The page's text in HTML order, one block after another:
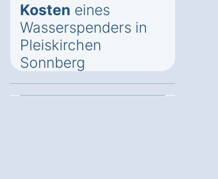
Kosten eines
Wasserspenders in
Pleiskirchen
Sonnberg